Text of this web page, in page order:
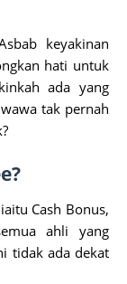
keyakinan
hati untuk
ada yang
tak pernah
Cash Bonus,
ahli yang
tidak ada dekat